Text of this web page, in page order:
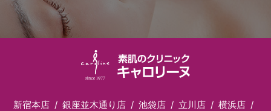
新宿本店 銀座並木通り店 池袋店 立川店
横浜店